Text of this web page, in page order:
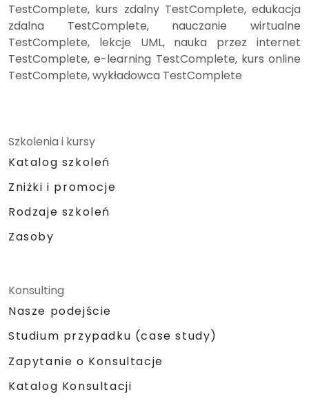
TestComplete, kurs zdalny TestComplete, edukacja
zdalna TestComplete, nauczanie wirtualne
TestComplete, lekcje UML, nauka przez internet
TestComplete, e-learning TestComplete, kurs online
TestComplete, wykładowca TestComplete
Szkolenia i kursy
Katalog szkoleń
Zniżki i promocje
Rodzaje szkoleń
Zasoby
Konsulting
Nasze podejście
Studium przypadku (case study)
Zapytanie o Konsultacje
Katalog Konsultacji